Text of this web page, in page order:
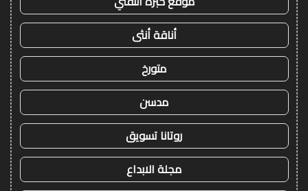
أناقة أنثى
متورخ
مدسن
روتانا تسويق
مجلة الابداع